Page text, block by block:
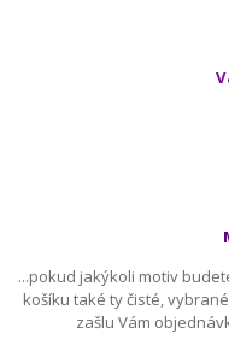
...pokud jakýkoli motiv
košíku také ty čisté,
zašlu Vám